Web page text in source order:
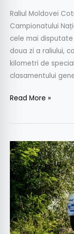
Raliul Moldovei
Campionatului
cele mai
doua zi a raliului,
kilometri de
clasamentului
Read More »
Francois
Delecour
a
fost
exclus
din
clasamentele